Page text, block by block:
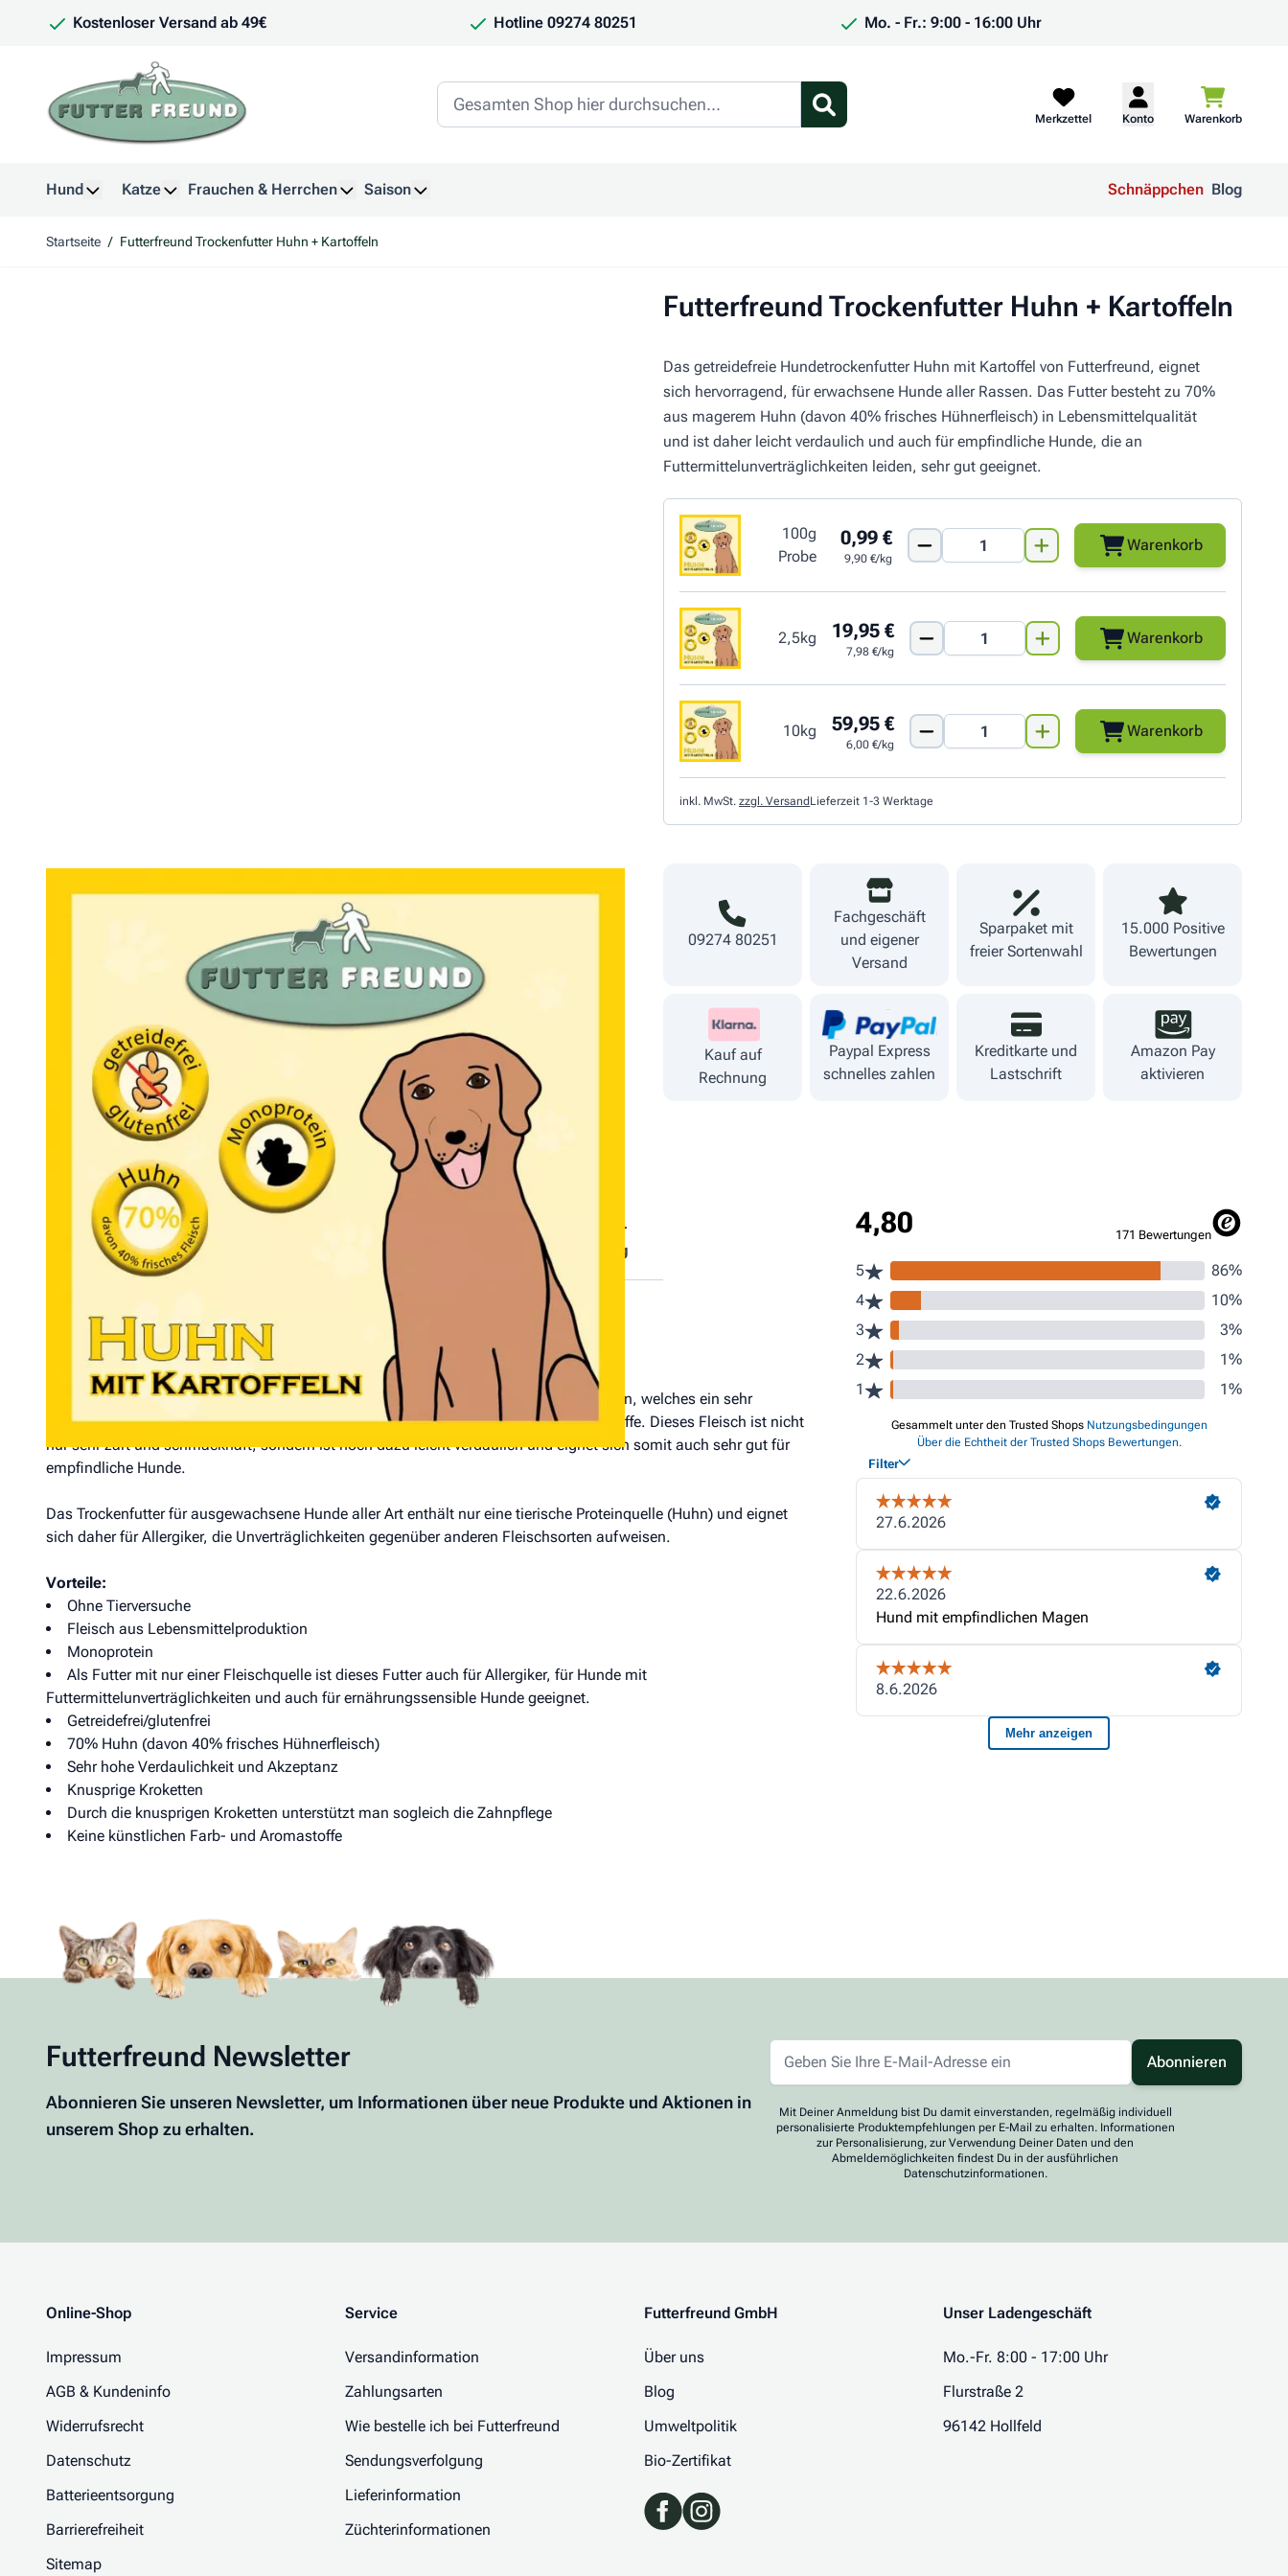
Kostenloser Versand ab 49€ Hotline 09274 80251 Mo. - Fr.: 9:00 - 16:00 Uhr
Merkzettel Konto Warenkorb
Hund
Katze
Frauchen & Herrchen
Saison
Schnäppchen Blog
Startseite / Futterfreund Trockenfutter Huhn + Kartoffeln
Futterfreund Trockenfutter Huhn + Kartoffeln
Das getreidefreie Hundetrockenfutter Huhn mit Kartoffel von Futterfreund, eignet
sich hervorragend, für erwachsene Hunde aller Rassen. Das Futter besteht zu 70%
aus magerem Huhn (davon 40% frisches Hühnerfleisch) in Lebensmittelqualität
und ist daher leicht verdaulich und auch für empfindliche Hunde, die an
Futtermittelunverträglichkeiten leiden, sehr gut geeignet.
100g
Probe
0,99 €
9,90 €/kg
Warenkorb
2,5kg 19,95 €
7,98 €/kg
Warenkorb
10kg 59,95 €
6,00 €/kg
Warenkorb
inkl. MwSt. zzgl. Versand Lieferzeit 1-3 Werktage
09274 80251
Fachgeschäft
und eigener
Versand
Sparpaket mit
freier Sortenwahl
15.000 Positive
Bewertungen
Kauf auf
Rechnung
Paypal Express
schnelles zahlen
Kreditkarte und
Lastschrift
Amazon Pay
aktivieren
Produkt­details
Alleinfuttermittel für erwachsene Hunde
Das getreidefreie Hundefutter von Futterfreund enthält ausschließlich Fleisch vom Huhn, welches ein sehr
nahrhaftes und mageres Fleisch ist. Es enthält viele Proteine, Vitamine und Mineralstoffe. Dieses Fleisch ist nicht
nur sehr zart und schmackhaft, sondern ist noch dazu leicht verdaulich und eignet sich somit auch sehr gut für
empfindliche Hunde.
Das Trockenfutter für ausgewachsene Hunde aller Art enthält nur eine tierische Proteinquelle (Huhn) und eignet
sich daher für Allergiker, die Unverträglichkeiten gegenüber anderen Fleischsorten aufweisen.
Vorteile:
Ohne Tierversuche
Fleisch aus Lebensmittelproduktion
Monoprotein
Als Futter mit nur einer Fleischquelle ist dieses Futter auch für Allergiker, für Hunde mit
Futtermittelunverträglichkeiten und auch für ernährungssensible Hunde geeignet.
Getreidefrei/glutenfrei
70% Huhn (davon 40% frisches Hühnerfleisch)
Sehr hohe Verdaulichkeit und Akzeptanz
Knusprige Kroketten
Durch die knusprigen Kroketten unterstützt man sogleich die Zahnpflege
Keine künstlichen Farb- und Aromastoffe
Fütterungs­
empfehlung
Futterfreund Newsletter
Abonnieren Sie unseren Newsletter, um Informationen über neue Produkte und Aktionen in
unserem Shop zu erhalten.
Abonnieren
Mit Deiner Anmeldung bist Du damit einverstanden, regelmäßig individuell
personalisierte Produktempfehlungen per E-Mail zu erhalten. Informationen
zur Personalisierung, zur Verwendung Deiner Daten und den
Abmeldemöglichkeiten findest Du in der ausführlichen
Datenschutzinformationen.
Online-Shop
Impressum
AGB & Kundeninfo
Widerrufsrecht
Datenschutz
Batterieentsorgung
Barrierefreiheit
Sitemap
Service
Versandinformation
Zahlungsarten
Wie bestelle ich bei Futterfreund
Sendungsverfolgung
Lieferinformation
Züchterinformationen
Futterfreund GmbH
Über uns
Blog
Umweltpolitik
Bio-Zertifikat
Unser Ladengeschäft
Mo.-Fr. 8:00 - 17:00 Uhr
Flurstraße 2
96142 Hollfeld